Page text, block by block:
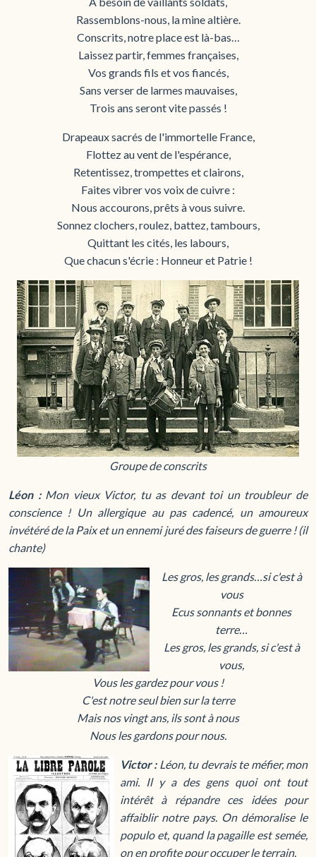
Rassemblons-nous, la mine altière.
Conscrits, notre place est là-bas…
Laissez partir, femmes françaises,
Vos grands fils et vos fiancés,
Sans verser de larmes mauvaises,
Trois ans seront vite passés !
Drapeaux sacrés de l'immortelle France,
Flottez au vent de l'espérance,
Retentissez, trompettes et clairons,
Faites vibrer vos voix de cuivre :
Nous accourons, prêts à vous suivre.
Sonnez clochers, roulez, battez, tambours,
Quittant les cités, les labours,
Que chacun s'écrie : Honneur et Patrie !
Groupe de conscrits
Léon :Mon vieux Victor, tu as devant toi un troubleur de
conscience ! Un allergique au pas cadencé, un amoureux
invétéré de la Paix et un ennemi juré des faiseurs de guerre !(il
chante)
Les gros, les grands…si c'est à
vous
Ecus sonnants et bonnes
terre…
Les gros, les grands, si c'est à
vous,
Vous les gardez pour vous !
C'est notre seul bien sur la terre
Mais nos vingt ans, ils sont à nous
Nous les gardons pour nous.
Victor :Léon, tu devrais te méfier, mon
ami. Il y a des gens quoi ont tout
intérêt à répandre ces idées pour
affaiblir notre pays. On démoralise le
populo et, quand la pagaille est semée,
on en profite pour occuper le terrain.